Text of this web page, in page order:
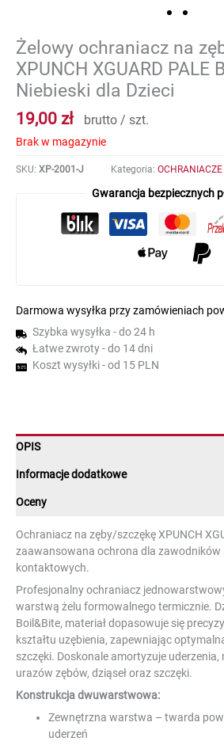
Żelowy ochraniacz na
XPUNCH XGUARD PALE
Niebieski dla Dzieci
19,00 zł brutto / szt.
Brak w magazynie
SKU: XP-2001-J Kategoria:
Gwarancja bezpiecznych
Darmowa wysyłka przy zamówieniach
Szybka wysyłka - do 24 h
Łatwe zwroty - do 14 dni
Koszt wysyłki - od 15 PLN
OPIS
Informacje dodatkowe
Oceny
Ochraniacz na zęby/szczękę XPUNCH
zaawansowana ochrona dla zawodników
kontaktowych.
Profesjonalny ochraniacz
warstwą żelu formowalnego termicznie.
Boil&Bite, materiał dopasowuje się
kształtu uzębienia, zapewniając
szczęki. Doskonale amortyzuje
urazów zębów, dziąseł oraz szczęki.
Konstrukcja dwuwarstwowa:
Zewnętrzna warstwa – twarda
uderzeń